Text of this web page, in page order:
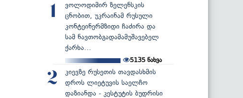
1
ვოლოდიმირ ზელენსკის
ცნობით, უკრაინამ რუსული
კონტეინერმზიდი ჩაძირა და
სამ ნავთობგადამამუშავებელ
ქარხა...
5135 ნახვა
2
კიევზე რუსეთის თავდასხმის
დროს ლიეტუვის საელჩო
დაზიანდა - კესტუტის ბუდრისი